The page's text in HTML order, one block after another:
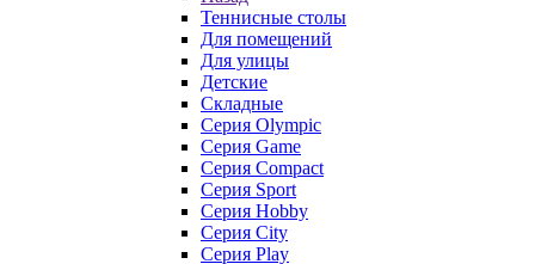
Теннисные столы
Для помещений
Для улицы
Детские
Складные
Серия Olympic
Серия Game
Серия Compact
Серия Sport
Серия Hobby
Серия City
Серия Play